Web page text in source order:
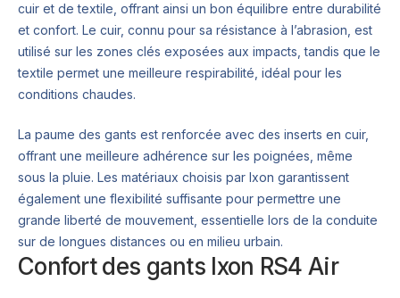
cuir et de textile, offrant ainsi un bon équilibre entre durabilité
et confort. Le cuir, connu pour sa résistance à l’abrasion, est
utilisé sur les zones clés exposées aux impacts, tandis que le
textile permet une meilleure respirabilité, idéal pour les
conditions chaudes.
La paume des gants est renforcée avec des inserts en cuir,
offrant une meilleure adhérence sur les poignées, même
sous la pluie. Les matériaux choisis par Ixon garantissent
également une flexibilité suffisante pour permettre une
grande liberté de mouvement, essentielle lors de la conduite
sur de longues distances ou en milieu urbain.
Confort des gants Ixon RS4 Air